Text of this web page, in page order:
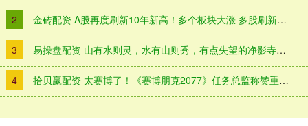
2 金砖配资 A股再度刷新10年新高！多个板块大涨 多股刷新上市以来新高
3 易操盘配资 山有水则灵，水有山则秀，有点失望的净影寺之旅_焦作_景区_双姑峰
4 拾贝赢配资 太赛博了！《赛博朋克2077》任务总监称赞重庆是座赛博朋克的城市